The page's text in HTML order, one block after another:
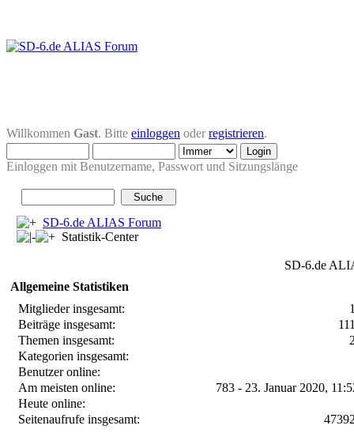
Willkommen Gast. Bitte einloggen oder registrieren.
Einloggen mit Benutzername, Passwort und Sitzungslänge
SD-6.de ALIAS Forum
Statistik-Center
SD-6.de
Allgemeine Statistiken
Mitglieder insgesamt:
Beiträge insgesamt:
Themen insgesamt:
Kategorien insgesamt:
Benutzer online:
Am meisten online:
783 - 23. Januar 2020,
Heute online:
Seitenaufrufe insgesamt: